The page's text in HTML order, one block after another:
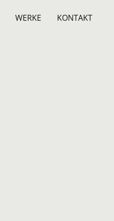
WERKE KONTAKT